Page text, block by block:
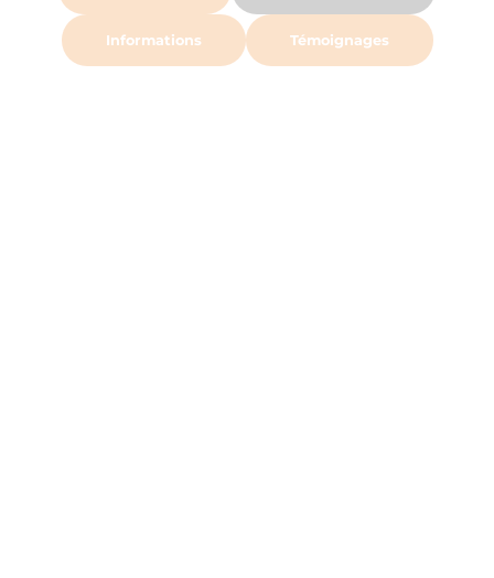
Informations Témoignages